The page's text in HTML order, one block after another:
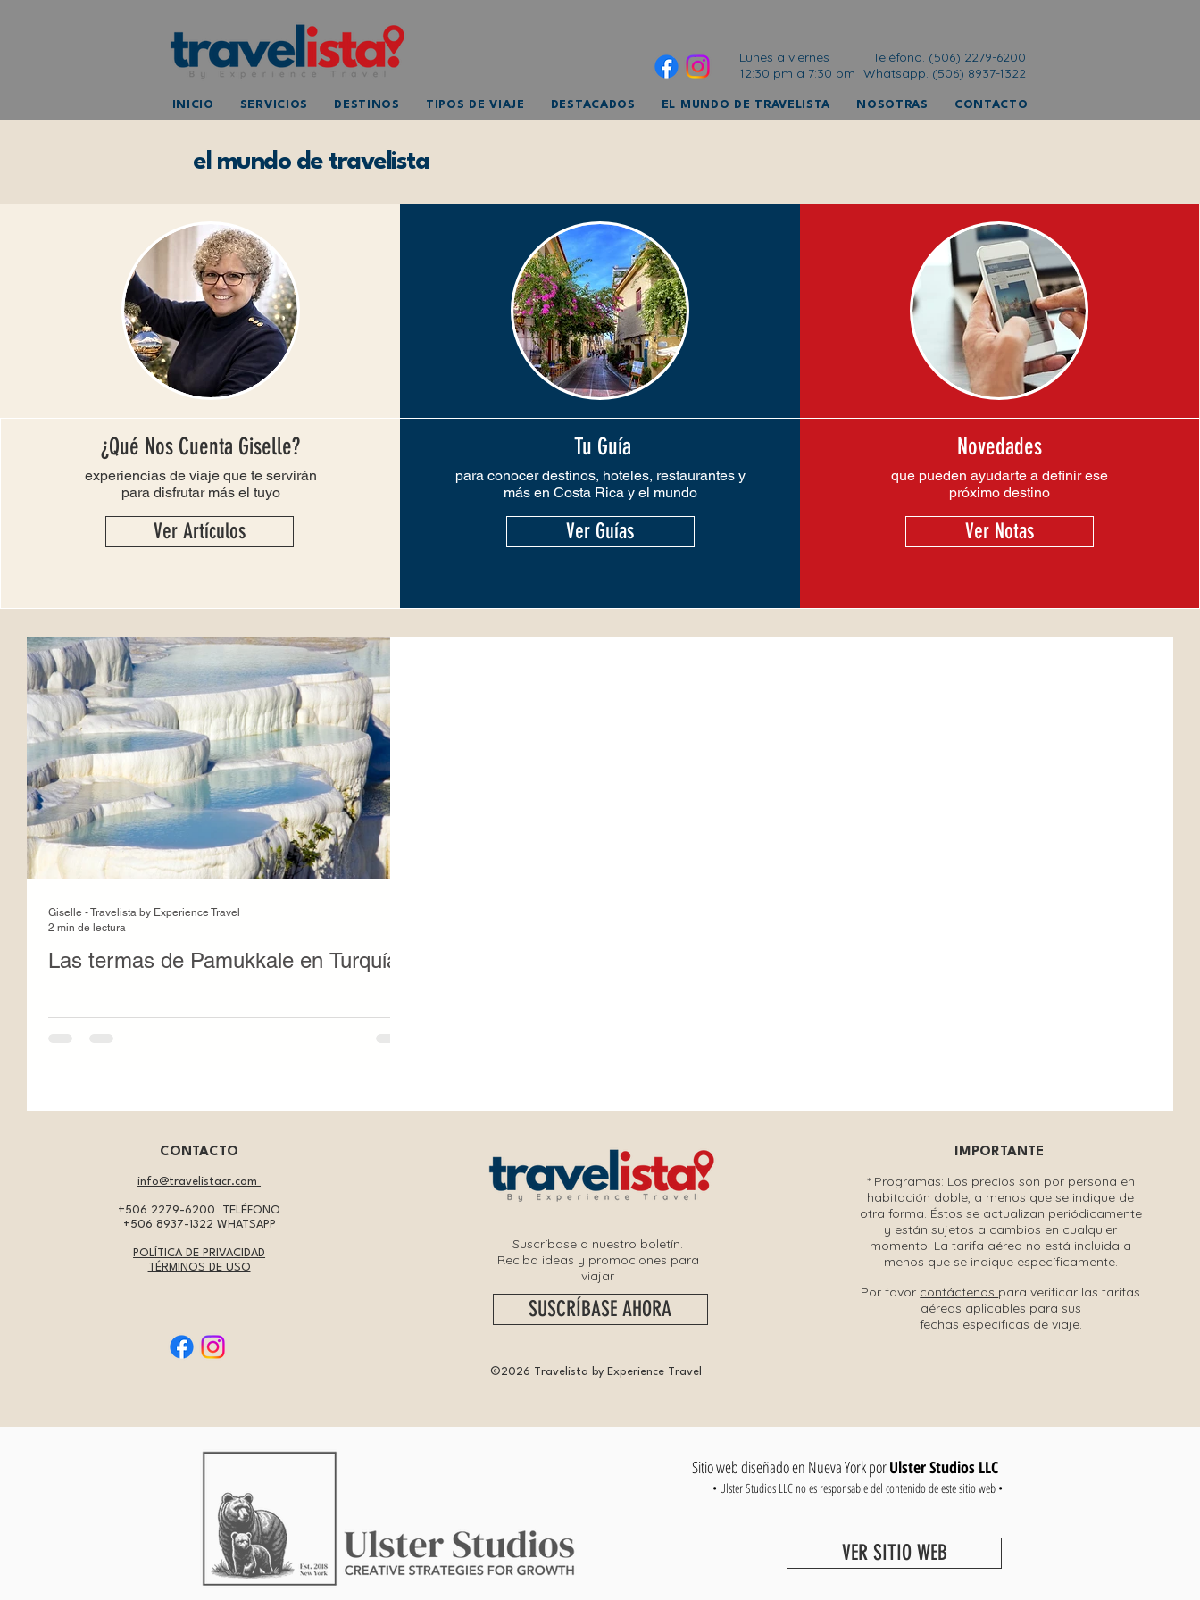
Lunes a viernes
12:30 pm a 7:30 pm
Teléfono. (506) 2279-6200
Whatsapp. (506) 8937-1322
INICIO SERVICIOS DESTINOS TIPOS DE VIAJE DESTACADOS EL MUNDO DE TRAVELISTA NOSOTRAS CONTACTO
el mundo de travelista
¿Qué Nos Cuenta Giselle?
experiencias de viaje que te servirán
para disfrutar más el tuyo
Ver Artículos
Tu Guía
para conocer destinos, hoteles, restaurantes y
más en Costa Rica y el mundo
Ver Guías
Novedades
que pueden ayudarte a definir ese
próximo destino
Ver Notas
Las termas de Pamukkale en Turquía
Giselle - Travelista by Experience Travel
2 min de lectura
CONTACTO
info@travelistacr.com
+506 2279-6200 TELÉFONO
+506 8937-1322 WHATSAPP
POLÍTICA DE PRIVACIDAD
TÉRMINOS DE USO
Suscríbase a nuestro boletín.
Reciba ideas y promociones para
viajar
SUSCRÍBASE AHORA
©2026 Travelista by Experience Travel
IMPORTANTE
* Programas: Los precios son por persona en
habitación doble, a menos que se indique de
otra forma. Éstos se actualizan periódicamente
y están sujetos a cambios en cualquier
momento. La tarifa aérea no está incluida a
menos que se indique específicamente.
Por favor contáctenos para verificar las tarifas
aéreas aplicables para sus
fechas específicas de viaje.
Sitio web diseñado en Nueva York porUlster Studios LLC
• Ulster Studios LLC no es responsable del contenido de este sitio web •
VER SITIO WEB